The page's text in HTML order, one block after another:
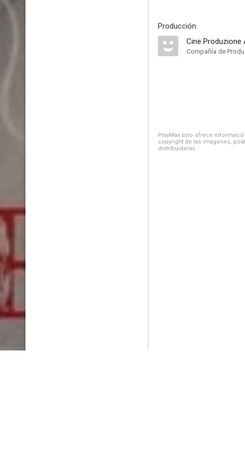
Producción
Cine Produzione
Compañía de
PlayMax solo ofrece
copyright de las imágenes,
distribuidoras.